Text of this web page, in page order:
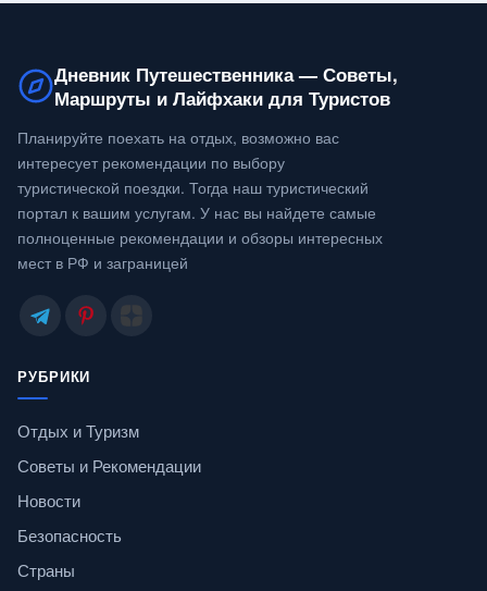
Дневник Путешественника — Советы,
Маршруты и Лайфхаки для Туристов
Планируйте поехать на отдых, возможно вас
интересует рекомендации по выбору
туристической поездки. Тогда наш туристический
портал к вашим услугам. У нас вы найдете самые
полноценные рекомендации и обзоры интересных
мест в РФ и заграницей
РУБРИКИ
Отдых и Туризм
Советы и Рекомендации
Новости
Безопасность
Страны